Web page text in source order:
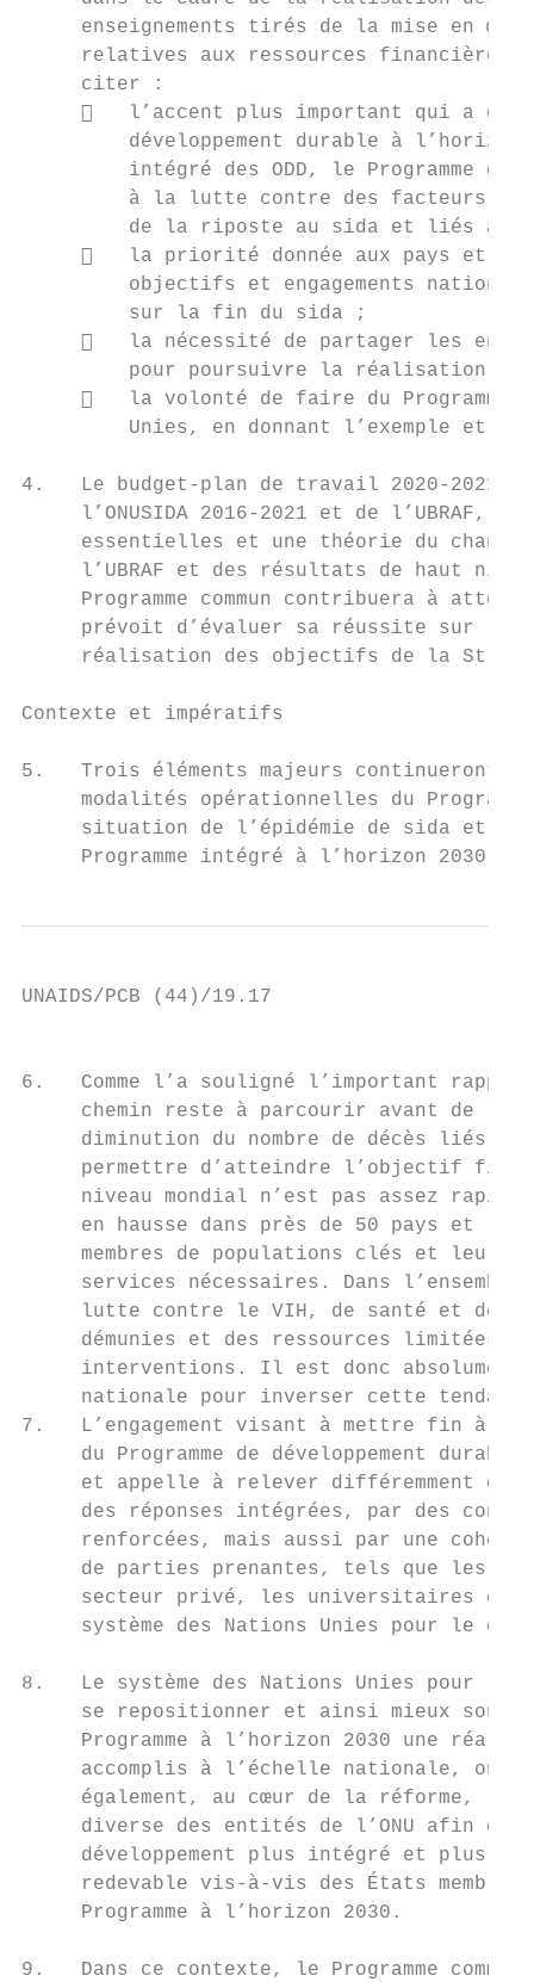
enseignements tirés de la mise en
relatives aux ressources
     citer :
   l’accent plus important qui a
développement durable à
intégré des ODD, le Programme
à la lutte contre des facteurs
de la riposte au sida et liés à
   la priorité donnée aux pays et à
objectifs et engagements
         sur la fin du sida ;
   la nécessité de partager les
pour poursuivre la réalisation
   la volonté de faire du Programme
Unies, en donnant l’exemple et en
4.   Le budget-plan de travail 2020-2021
l’ONUSIDA 2016-2021 et de l’UBRAF,
essentielles et une théorie du
l’UBRAF et des résultats de haut
Programme commun contribuera à
prévoit d’évaluer sa réussite sur la
réalisation des objectifs de la
Contexte et impératifs
5.   Trois éléments majeurs
modalités opérationnelles du
situation de l’épidémie de sida et
Programme intégré à l’horizon 2030 ;
UNAIDS/PCB (44)/19.17
6.   Comme l’a souligné l’important
chemin reste à parcourir avant de
diminution du nombre de décès liés
permettre d’atteindre l’objectif
niveau mondial n’est pas assez
en hausse dans près de 50 pays et la
membres de populations clés et leurs
services nécessaires. Dans
lutte contre le VIH, de santé et de
démunies et des ressources limitées
interventions. Il est donc
nationale pour inverser cette
7.   L’engagement visant à mettre fin à
du Programme de développement
et appelle à relever différemment
des réponses intégrées, par des
renforcées, mais aussi par une
de parties prenantes, tels que les
secteur privé, les universitaires et
système des Nations Unies pour le
8.   Le système des Nations Unies pour le
se repositionner et ainsi mieux
Programme à l’horizon 2030 une
accomplis à l’échelle nationale, où
également, au cœur de la réforme, la
diverse des entités de l’ONU afin de
développement plus intégré et plus
redevable vis-à-vis des États
     Programme à l’horizon 2030.
9.   Dans ce contexte, le Programme